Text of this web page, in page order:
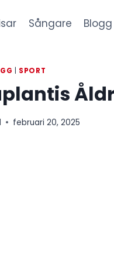
Sångare Blogg
SPORT
februari 20, 2025